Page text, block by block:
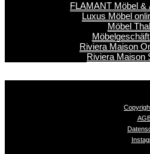
FLAMANT Möbel &
Luxus Möbel
Möbel
Riviera Maison
Riviera Maison